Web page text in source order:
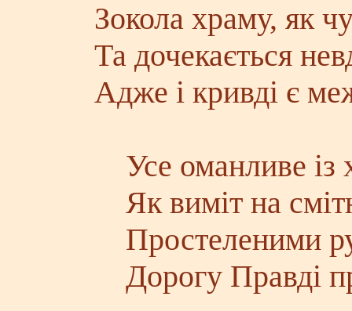
Зокола храму, як
Та дочекається
Адже і кривді є
Усе оманливе із
Як виміт на
Простеленими
Дорогу Правді